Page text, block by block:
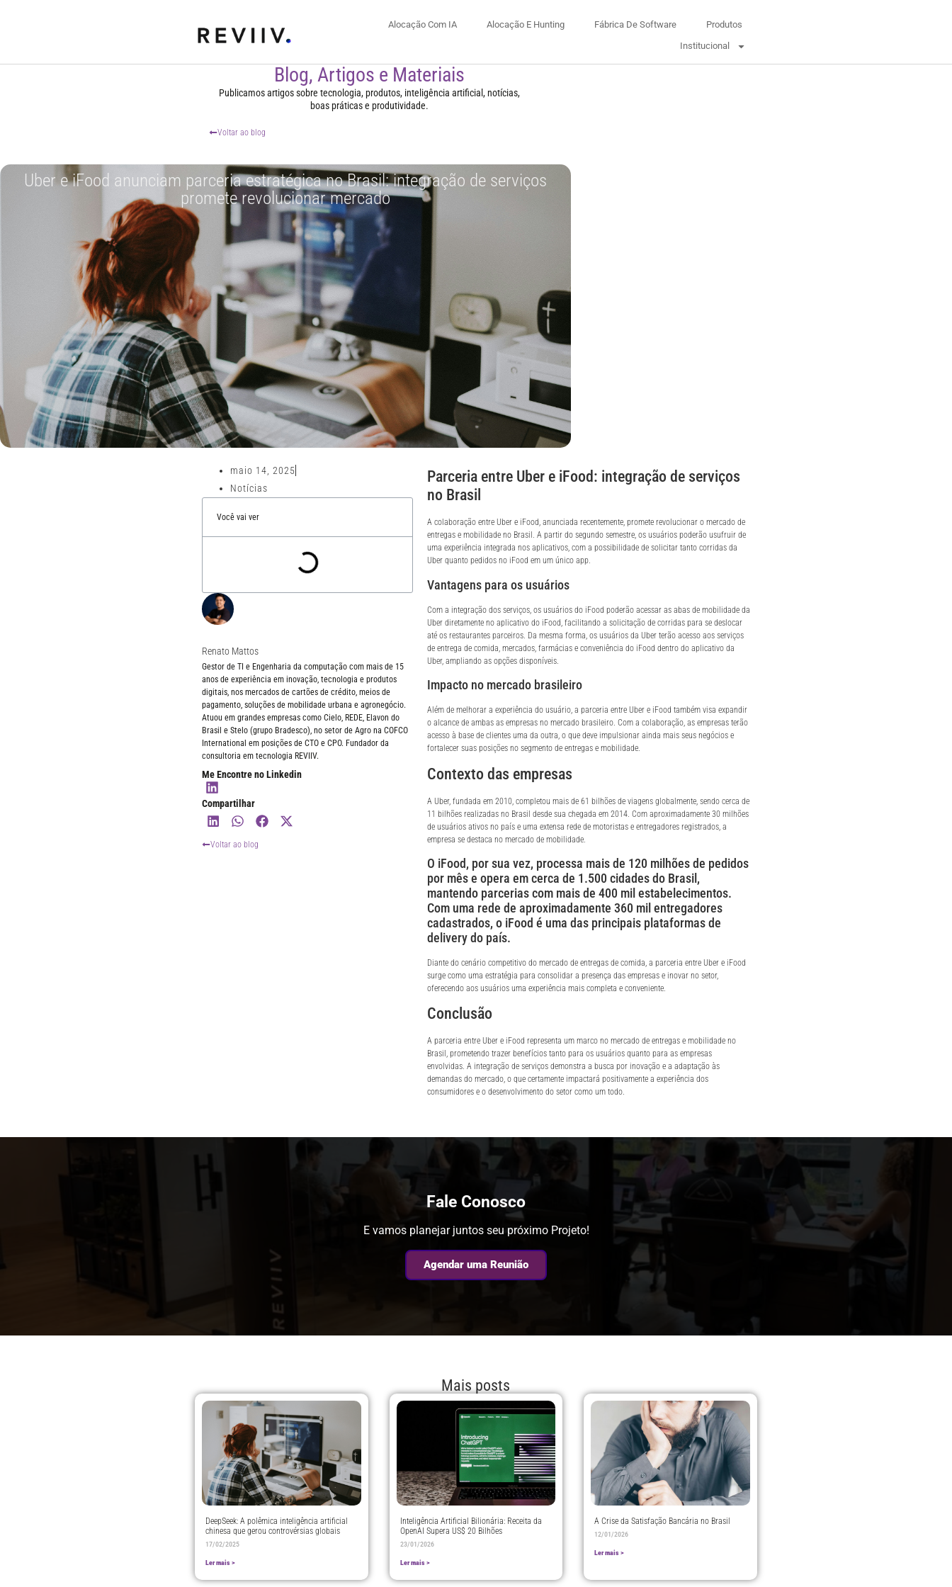
Alocação Com IA Alocação E Hunting Fábrica De Software
Produtos
Institucional
Blog, Artigos e Materiais
Publicamos artigos sobre tecnologia, produtos, inteligência artificial, notícias,
boas práticas e produtividade.
Voltar ao blog
Uber e iFood anunciam parceria estratégica no Brasil: integração de serviços
promete revolucionar mercado
maio 14, 2025
Notícias
Você vai ver
Renato Mattos
Gestor de TI e Engenharia da computação com mais de 15
anos de experiência em inovação, tecnologia e produtos
digitais, nos mercados de cartões de crédito, meios de
pagamento, soluções de mobilidade urbana e agronegócio.
Atuou em grandes empresas como Cielo, REDE, Elavon do
Brasil e Stelo (grupo Bradesco), no setor de Agro na COFCO
International em posições de CTO e CPO. Fundador da
consultoria em tecnologia REVIIV.
Me Encontre no Linkedin
Compartilhar
Voltar ao blog
Parceria entre Uber e iFood: integração de serviços
no Brasil
A colaboração entre Uber e iFood, anunciada recentemente, promete revolucionar o mercado de
entregas e mobilidade no Brasil. A partir do segundo semestre, os usuários poderão usufruir de
uma experiência integrada nos aplicativos, com a possibilidade de solicitar tanto corridas da
Uber quanto pedidos no iFood em um único app.
Vantagens para os usuários
Com a integração dos serviços, os usuários do iFood poderão acessar as abas de mobilidade da
Uber diretamente no aplicativo do iFood, facilitando a solicitação de corridas para se deslocar
até os restaurantes parceiros. Da mesma forma, os usuários da Uber terão acesso aos serviços
de entrega de comida, mercados, farmácias e conveniência do iFood dentro do aplicativo da
Uber, ampliando as opções disponíveis.
Impacto no mercado brasileiro
Além de melhorar a experiência do usuário, a parceria entre Uber e iFood também visa expandir
o alcance de ambas as empresas no mercado brasileiro. Com a colaboração, as empresas terão
acesso à base de clientes uma da outra, o que deve impulsionar ainda mais seus negócios e
fortalecer suas posições no segmento de entregas e mobilidade.
Contexto das empresas
A Uber, fundada em 2010, completou mais de 61 bilhões de viagens globalmente, sendo cerca de
11 bilhões realizadas no Brasil desde sua chegada em 2014. Com aproximadamente 30 milhões
de usuários ativos no país e uma extensa rede de motoristas e entregadores registrados, a
empresa se destaca no mercado de mobilidade.
O iFood, por sua vez, processa mais de 120 milhões de pedidos
por mês e opera em cerca de 1.500 cidades do Brasil,
mantendo parcerias com mais de 400 mil estabelecimentos.
Com uma rede de aproximadamente 360 mil entregadores
cadastrados, o iFood é uma das principais plataformas de
delivery do país.
Diante do cenário competitivo do mercado de entregas de comida, a parceria entre Uber e iFood
surge como uma estratégia para consolidar a presença das empresas e inovar no setor,
oferecendo aos usuários uma experiência mais completa e conveniente.
Conclusão
A parceria entre Uber e iFood representa um marco no mercado de entregas e mobilidade no
Brasil, prometendo trazer benefícios tanto para os usuários quanto para as empresas
envolvidas. A integração de serviços demonstra a busca por inovação e a adaptação às
demandas do mercado, o que certamente impactará positivamente a experiência dos
consumidores e o desenvolvimento do setor como um todo.
Fale Conosco
E vamos planejar juntos seu próximo Projeto!
Agendar uma Reunião
Mais posts
DeepSeek: A polêmica inteligência artificial
chinesa que gerou controvérsias globais
17/02/2025
Ler mais >
Inteligência Artificial Bilionária: Receita da
OpenAI Supera US$ 20 Bilhões
23/01/2026
Ler mais >
A Crise da Satisfação Bancária no Brasil
12/01/2026
Ler mais >